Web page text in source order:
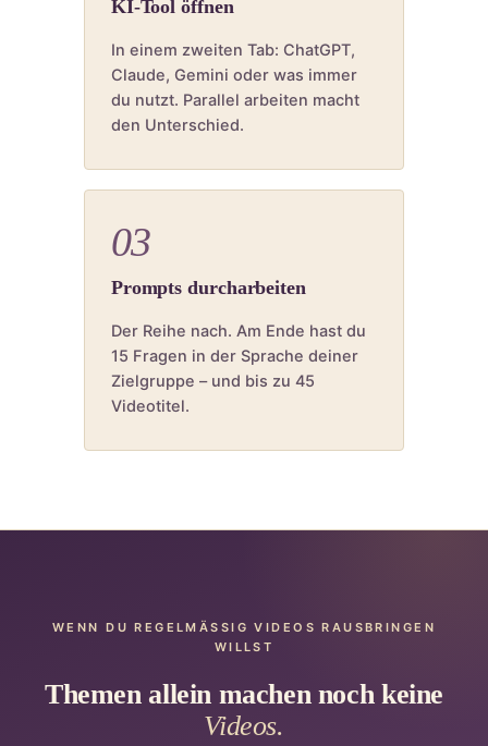
KI-Tool öffnen
In einem zweiten Tab: ChatGPT,
Claude, Gemini oder was immer
du nutzt. Parallel arbeiten macht
den Unterschied.
03
Prompts durcharbeiten
Der Reihe nach. Am Ende hast du
15 Fragen in der Sprache deiner
Zielgruppe – und bis zu 45
Videotitel.
WENN DU REGELMÄSSIG VIDEOS RAUSBRINGEN W
ILLST
Themen allein machen noch keine
Videos.